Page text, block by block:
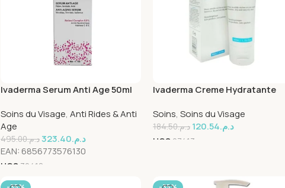
Ivaderma Serum Anti Age 50ml
Soins du Visage, Anti Rides & Anti
Age
د.م.495.00 د.م.323.40
EAN: 6856773576130
UGS 30418
Ivaderma Creme Hydratante
Soins, Soins du Visage
د.م.184.50 د.م.120.54
UGS 27413